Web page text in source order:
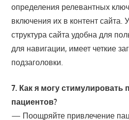
определения релевантных
включения их в контент сайта.
структура сайта удобна для
для навигации, имеет четкие
подзаголовки.
7. Как я могу стимулировать
пациентов?
— Поощряйте привлечение